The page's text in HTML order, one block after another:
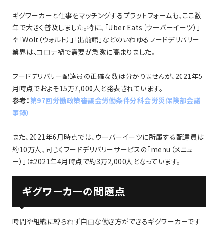
ギグワーカーと仕事をマッチングするプラットフォームも、ここ数
年で大きく普及しました。特に、「Uber Eats（ウーバーイーツ）」
や「Wolt（ウォルト）」「出前館」などのいわゆるフードデリバリー
業界は、コロナ禍で需要が急激に高まりました。
フードデリバリー配達員の正確な数は分かりませんが、2021年5
月時点でおよそ15万7,000人と発表されています。
参考：第97回労働政策審議会労働条件分科会労災保険部会議
事録）
また、2021年6月時点では、ウーバーイーツに所属する配達員は
約10万人、同じくフードデリバリーサービスの「menu（メニュ
ー）」は2021年4月時点で約3万2,000人となっています。
ギグワーカーの問題点
時間や組織に縛られず自由な働き方ができるギグワーカーです